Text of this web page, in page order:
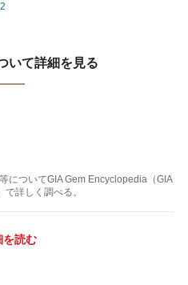
いて詳細を見る
についてGIA Gem Encyclopedia（GIA
詳しく調べる。
を読む